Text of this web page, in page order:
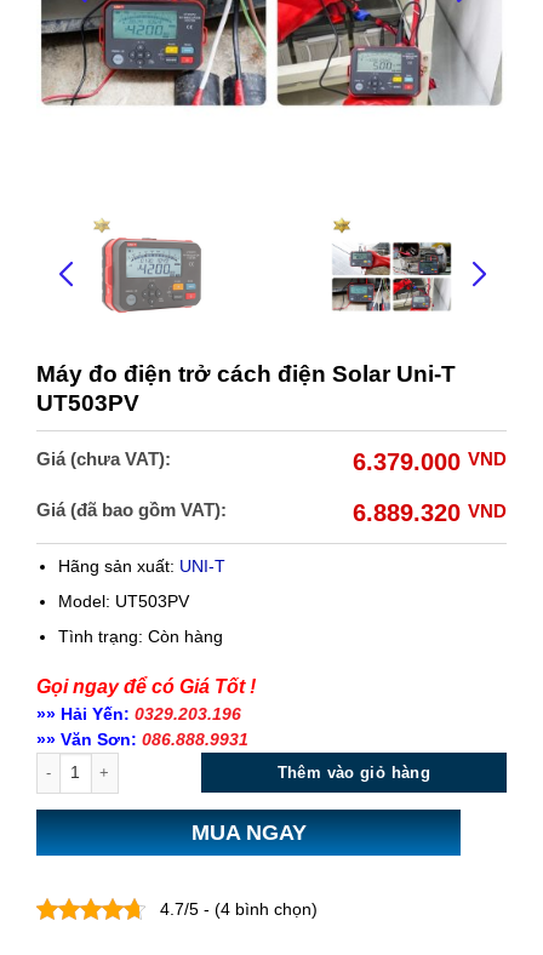
Máy đo điện trở cách điện Solar Uni-T
UT503PV
Giá (chưa VAT): 6.379.000 VND
Giá (đã bao gồm VAT): 6.889.320 VND
Hãng sản xuất: UNI-T
Model: UT503PV
Tình trạng: Còn hàng
Gọi ngay để có Giá Tốt !
»» Hải Yến: 0329.203.196
»» Văn Sơn: 086.888.9931
Thêm vào giỏ hàng
MUA NGAY
4.7/5 - (4 bình chọn)